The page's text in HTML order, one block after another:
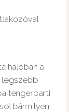
hálóban a
legszebb
tengerparti
bármilyen